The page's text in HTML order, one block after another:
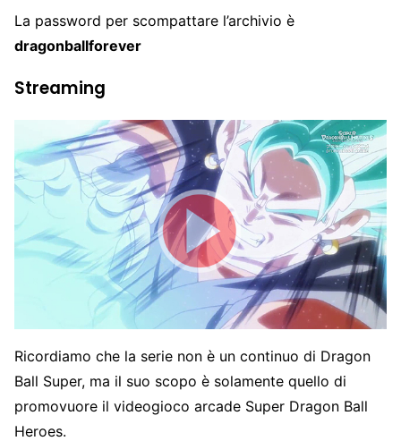
La password per scompattare l’archivio è
dragonballforever
Streaming
Ricordiamo che la serie non è un continuo di Dragon
Ball Super, ma il suo scopo è solamente quello di
promovuore il videogioco arcade Super Dragon Ball
Heroes.